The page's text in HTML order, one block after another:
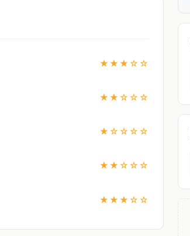
★★★☆☆
★★☆☆☆
★☆☆☆☆
★★☆☆☆
★★★☆☆